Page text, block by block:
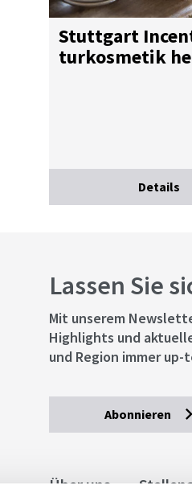
Stutt­gart
tur­kos­me­tik
Details
Lassen Sie
Mit unserem
Highlights und
und Region immer
Abonnieren
Über uns